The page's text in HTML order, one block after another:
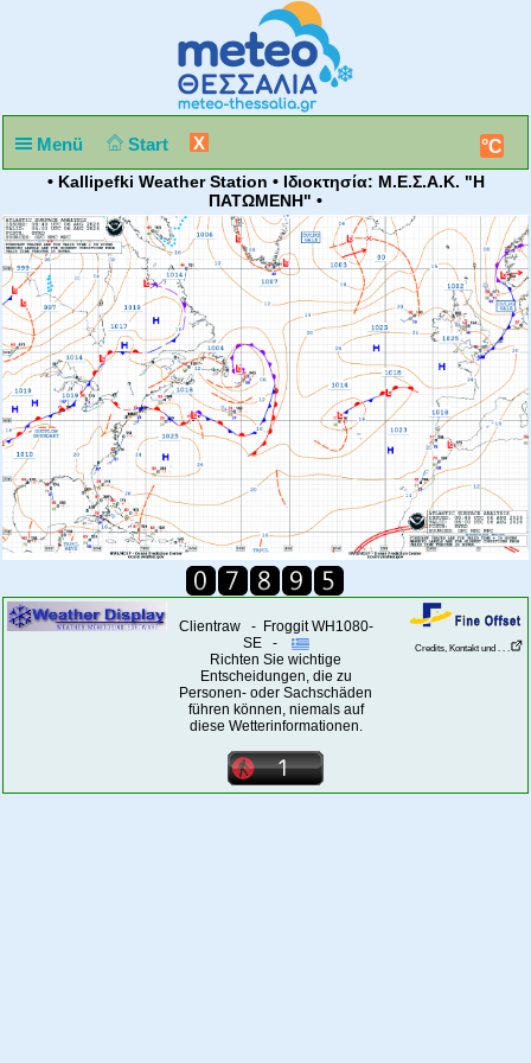
Menü Start X °C
• Kallipefki Weather Station • Ιδιοκτησία: Μ.Ε.Σ.Α.Κ. "Η
ΠΑΤΩΜΕΝΗ" •
Clientraw - Froggit WH1080-
SE -
Richten Sie wichtige
Entscheidungen, die zu
Personen- oder Sachschäden
führen können, niemals auf
diese Wetterinformationen.
Credits, Kontakt und . . .